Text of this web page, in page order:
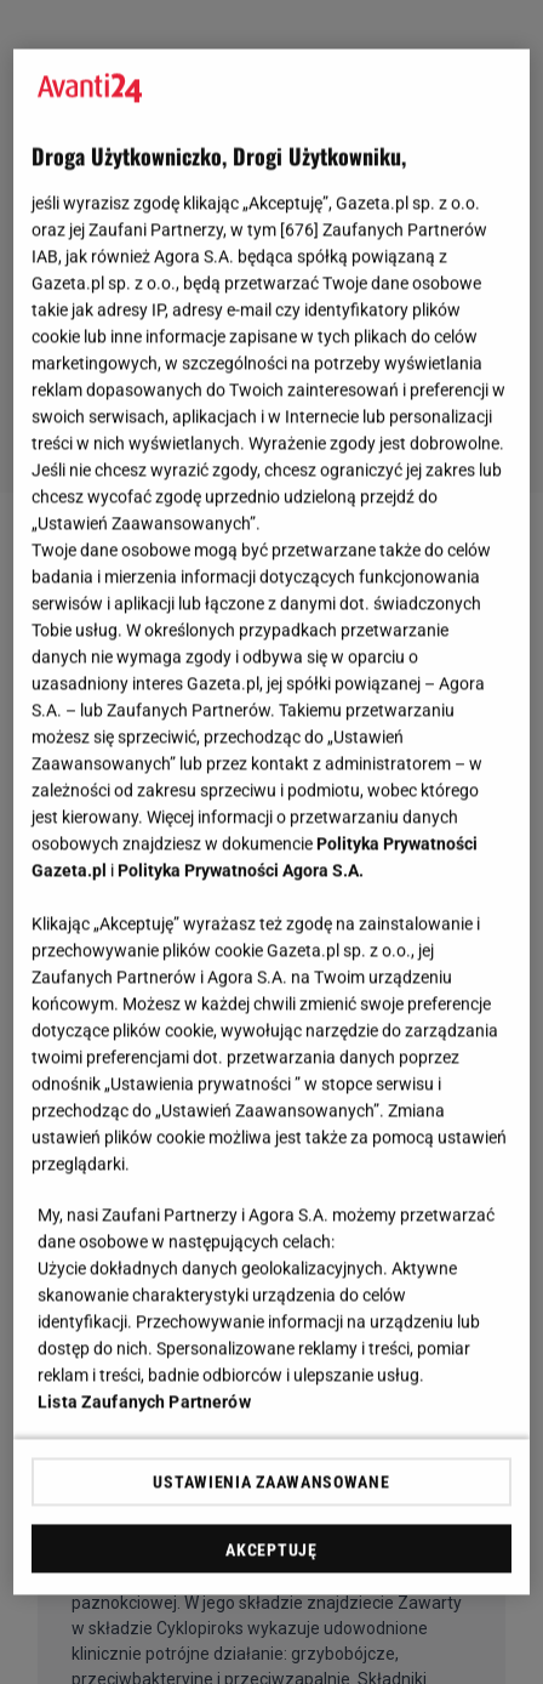
Droga Użytkowniczko, Drogi Użytkowniku,
jeśli wyrazisz zgodę klikając „Akceptuję”, Gazeta.pl sp. z o.o.
oraz jej Zaufani Partnerzy, w tym [676] Zaufanych Partnerów
IAB, jak również Agora S.A. będąca spółką powiązaną z
Gazeta.pl sp. z o.o., będą przetwarzać Twoje dane osobowe
takie jak adresy IP, adresy e-mail czy identyfikatory plików
cookie lub inne informacje zapisane w tych plikach do celów
marketingowych, w szczególności na potrzeby wyświetlania
reklam dopasowanych do Twoich zainteresowań i preferencji w
swoich serwisach, aplikacjach i w Internecie lub personalizacji
treści w nich wyświetlanych. Wyrażenie zgody jest dobrowolne.
Jeśli nie chcesz wyrazić zgody, chcesz ograniczyć jej zakres lub
chcesz wycofać zgodę uprzednio udzieloną przejdź do
„Ustawień Zaawansowanych”.
Twoje dane osobowe mogą być przetwarzane także do celów
badania i mierzenia informacji dotyczących funkcjonowania
serwisów i aplikacji lub łączone z danymi dot. świadczonych
Tobie usług. W określonych przypadkach przetwarzanie
danych nie wymaga zgody i odbywa się w oparciu o
uzasadniony interes Gazeta.pl, jej spółki powiązanej – Agora
S.A. – lub Zaufanych Partnerów. Takiemu przetwarzaniu
możesz się sprzeciwić, przechodząc do „Ustawień
Zaawansowanych” lub przez kontakt z administratorem – w
zależności od zakresu sprzeciwu i podmiotu, wobec którego
jest kierowany. Więcej informacji o przetwarzaniu danych
osobowych znajdziesz w dokumenciePolityka Prywatności
Gazeta.pl iPolityka Prywatności Agora S.A.
Klikając „Akceptuję” wyrażasz też zgodę na zainstalowanie i
przechowywanie plików cookie Gazeta.pl sp. z o.o., jej
Zaufanych Partnerów i Agora S.A. na Twoim urządzeniu
końcowym. Możesz w każdej chwili zmienić swoje preferencje
dotyczące plików cookie, wywołując narzędzie do zarządzania
twoimi preferencjami dot. przetwarzania danych poprzez
odnośnik „Ustawienia prywatności ” w stopce serwisu i
przechodząc do „Ustawień Zaawansowanych”. Zmiana
ustawień plików cookie możliwa jest także za pomocą ustawień
przeglądarki.
My, nasi Zaufani Partnerzy i Agora S.A. możemy przetwarzać
dane osobowe w następujących celach:
Użycie dokładnych danych geolokalizacyjnych. Aktywne
skanowanie charakterystyki urządzenia do celów
identyfikacji. Przechowywanie informacji na urządzeniu lub
dostęp do nich. Spersonalizowane reklamy i treści, pomiar
reklam i treści, badnie odbiorców i ulepszanie usług.
Lista Zaufanych Partnerów
USTAWIENIA ZAAWANSOWANE
AKCEPTUJĘ